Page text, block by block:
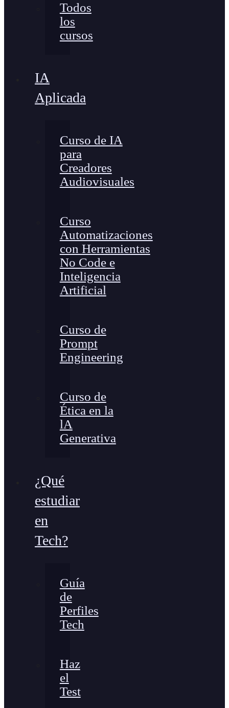
Todos
los
cursos
IA
Aplicada
Curso de IA
para
Creadores
Audiovisuales
Curso
Automatizaciones
con Herramientas
No Code e
Inteligencia
Artificial
Curso de
Prompt
Engineering
Curso de
Ética en la
lA
Generativa
¿Qué
estudiar
en
Tech?
Guía
de
Perfiles
Tech
Haz
el
Test